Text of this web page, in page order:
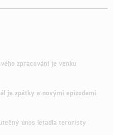
zpracování je venku
je zpátky s novými epizodami
únos letadla teroristy